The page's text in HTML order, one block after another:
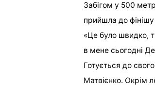
Забігом у 500
прийшла до
«Це було швидко,
в мене сьогодні
Готується до
Матвієнко. Окрім